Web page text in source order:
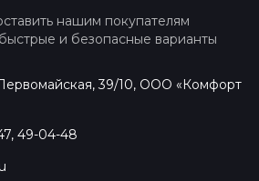
нашим покупателям
и безопасные варианты
Первомайская, 39/10, ООО «Комфорт
49-04-48